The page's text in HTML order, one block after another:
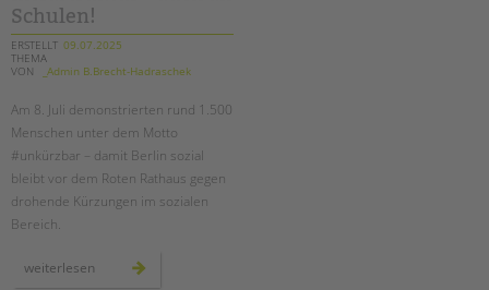
Schulen!
ERSTELLT 09.07.2025
THEMA
VON
_Admin B.Brecht-Hadraschek
Am 8. Juli demonstrierten rund 1.500
Menschen unter dem Motto
#unkürzbar – damit Berlin sozial
bleibt vor dem Roten Rathaus gegen
drohende Kürzungen im sozialen
Bereich.
weiterlesen
#unkürzbar: